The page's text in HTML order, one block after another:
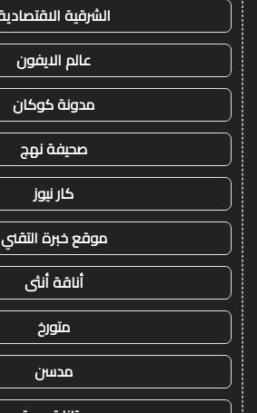
الشرقية
عالم الايفون
مدونة كوكان
صحيفة نهج
كار نيوز
موقع خبرة التقني
أناقة أنثى
متورخ
مدسن